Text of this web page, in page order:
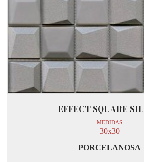
EFFECT SQUARE
MEDIDAS
30x30
PORCELANOSA